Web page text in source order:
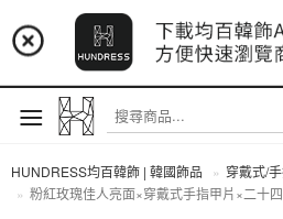
📢 市集預告：9/12-9/13
📢 市集預告：8/22-8/23 桃
註冊
HUNDRESS均百韓飾 | 韓國飾品
穿戴式/
粉紅玫瑰佳人亮面×穿戴式手指甲片×二十